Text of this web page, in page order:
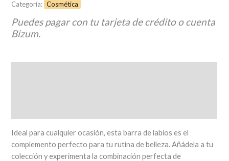
Categoría: Cosmética
Puedes pagar con tu tarjeta de crédito o cuenta
Bizum.
Ideal para cualquier ocasión, esta barra de labios es el
complemento perfecto para tu rutina de belleza. Añádela a tu
colección y experimenta la combinación perfecta de